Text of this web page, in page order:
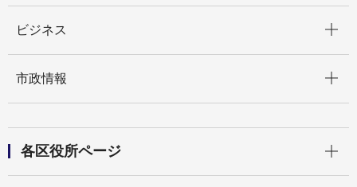
ビジネス
市政情報
各区役所ページ